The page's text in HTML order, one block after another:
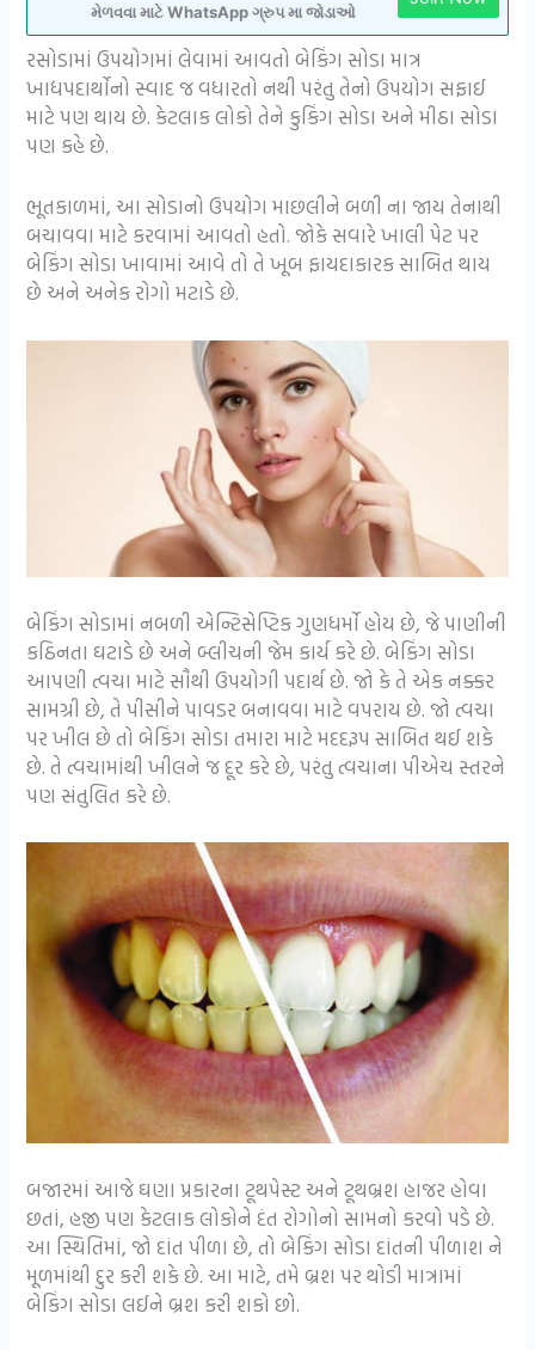
મેળવવા માટે WhatsApp ગ્રુપ મા જોડાઓ
રસોડામાં ઉપયોગમાં લેવામાં આવતો બેકિંગ સોડા માત્ર
ખાદ્યપદાર્થોનો સ્વાદ જ વધારતો નથી પરંતુ તેનો ઉપયોગ સફાઈ
માટે પણ થાય છે. કેટલાક લોકો તેને કુકિંગ સોડા અને મીઠા સોડા
પણ કહે છે.
ભૂતકાળમાં, આ સોડાનો ઉપયોગ માછલીને બળી ના જાય તેનાથી
બચાવવા માટે કરવામાં આવતો હતો. જોકે સવારે ખાલી પેટ પર
બેકિંગ સોડા ખાવામાં આવે તો તે ખૂબ ફાયદાકારક સાબિત થાય
છે અને અનેક રોગો મટાડે છે.
બેકિંગ સોડામાં નબળી એન્ટિસેપ્ટિક ગુણધર્મો હોય છે, જે પાણીની
કઠિનતા ઘટાડે છે અને બ્લીચની જેમ કાર્ય કરે છે. બેકિંગ સોડા
આપણી ત્વચા માટે સૌથી ઉપયોગી પદાર્થ છે. જો કે તે એક નક્કર
સામગ્રી છે, તે પીસીને પાવડર બનાવવા માટે વપરાય છે. જો ત્વચા
પર ખીલ છે તો બેકિંગ સોડા તમારા માટે મદદરૂપ સાબિત થઈ શકે
છે. તે ત્વચામાંથી ખીલને જ દૂર કરે છે, પરંતુ ત્વચાના પીએચ સ્તરને
પણ સંતુલિત કરે છે.
બજારમાં આજે ઘણા પ્રકારના ટૂથપેસ્ટ અને ટૂથબ્રશ હાજર હોવા
છતાં, હજી પણ કેટલાક લોકોને દંત રોગોનો સામનો કરવો પડે છે.
આ સ્થિતિમાં, જો દાંત પીળા છે, તો બેકિંગ સોડા દાંતની પીળાશ ને
મૂળમાંથી દુર કરી શકે છે. આ માટે, તમે બ્રશ પર થોડી માત્રામાં
બેકિંગ સોડા લઈને બ્રશ કરી શકો છો.